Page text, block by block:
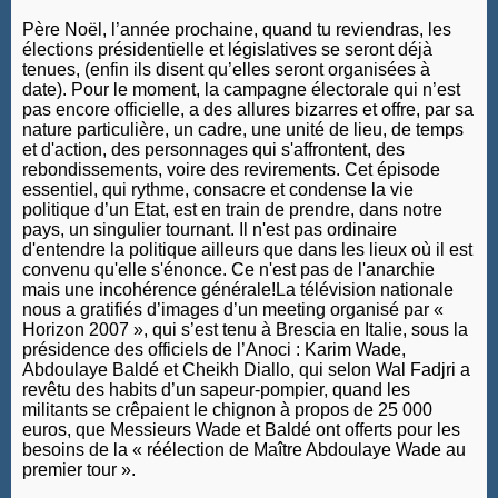
Père Noël, l’année prochaine, quand tu reviendras, les
élections présidentielle et législatives se seront déjà
tenues, (enfin ils disent qu’elles seront organisées à
date). Pour le moment, la campagne électorale qui n’est
pas encore officielle, a des allures bizarres et offre, par sa
nature particulière, un cadre, une unité de lieu, de temps
et d'action, des personnages qui s'affrontent, des
rebondissements, voire des revirements. Cet épisode
essentiel, qui rythme, consacre et condense la vie
politique d’un Etat, est en train de prendre, dans notre
pays, un singulier tournant. Il n'est pas ordinaire
d'entendre la politique ailleurs que dans les lieux où il est
convenu qu'elle s'énonce. Ce n'est pas de l'anarchie
mais une incohérence générale!La télévision nationale
nous a gratifiés d’images d’un meeting organisé par «
Horizon 2007 », qui s’est tenu à Brescia en Italie, sous la
présidence des officiels de l’Anoci : Karim Wade,
Abdoulaye Baldé et Cheikh Diallo, qui selon Wal Fadjri a
revêtu des habits d’un sapeur-pompier, quand les
militants se crêpaient le chignon à propos de 25 000
euros, que Messieurs Wade et Baldé ont offerts pour les
besoins de la « réélection de Maître Abdoulaye Wade au
premier tour ».